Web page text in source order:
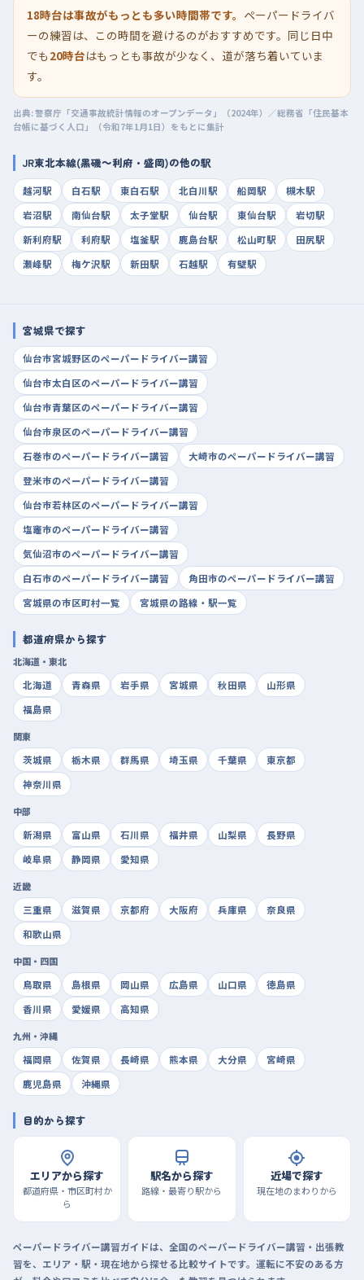
18時台は事故がもっとも多い時間帯です。 ペーパードライバ
ーの練習は、この時間を避けるのがおすすめです。同じ日中
でも 20時台はもっとも事故が少なく、道が落ち着いていま
す。
出典: 警察庁「交通事故統計情報のオープンデータ」（2024年）／総務省「住民基本
台帳に基づく人口」（令和7年1月1日）をもとに集計
JR東北本線(黒磯～利府・盛岡)の他の駅
越河駅 白石駅 東白石駅 北白川駅 船岡駅
槻木駅
岩沼駅
南仙台駅 太子堂駅 仙台駅 東仙台駅
岩切駅
新利府駅
利府駅 塩釜駅 鹿島台駅 松山町駅
田尻駅
瀬峰駅
梅ケ沢駅 新田駅 石越駅 有壁駅
宮城県で探す
仙台市宮城野区のペーパードライバー講習
仙台市太白区のペーパードライバー講習
仙台市青葉区のペーパードライバー講習
仙台市泉区のペーパードライバー講習
石巻市のペーパードライバー講習
大崎市のペーパードライバー講習
登米市のペーパードライバー講習
仙台市若林区のペーパードライバー講習
塩竈市のペーパードライバー講習
気仙沼市のペーパードライバー講習
白石市のペーパードライバー講習
角田市のペーパードライバー講習
宮城県の市区町村一覧
宮城県の路線・駅一覧
都道府県から探す
北海道・東北
北海道
青森県 岩手県 宮城県 秋田県
山形県
福島県
関東
茨城県
栃木県 群馬県 埼玉県 千葉県
東京都
神奈川県
中部
新潟県
富山県 石川県 福井県 山梨県
長野県
岐阜県
静岡県 愛知県
近畿
三重県
滋賀県 京都府 大阪府 兵庫県
奈良県
和歌山県
中国・四国
鳥取県
島根県 岡山県 広島県 山口県
徳島県
香川県
愛媛県 高知県
九州・沖縄
福岡県
佐賀県 長崎県 熊本県 大分県
宮崎県
鹿児島県
沖縄県
目的から探す
エリアから探す
都道府県・市区町村か
ら
駅名から探す
路線・最寄り駅から
近場で探す
現在地のまわりから
ペーパードライバー講習ガイドは、全国のペーパードライバー講習・出張教
習を、エリア・駅・現在地から探せる比較サイトです。運転に不安のある方